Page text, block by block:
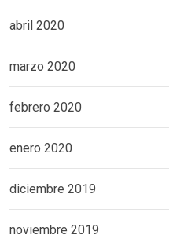
abril 2020
marzo 2020
febrero 2020
enero 2020
diciembre 2019
noviembre 2019